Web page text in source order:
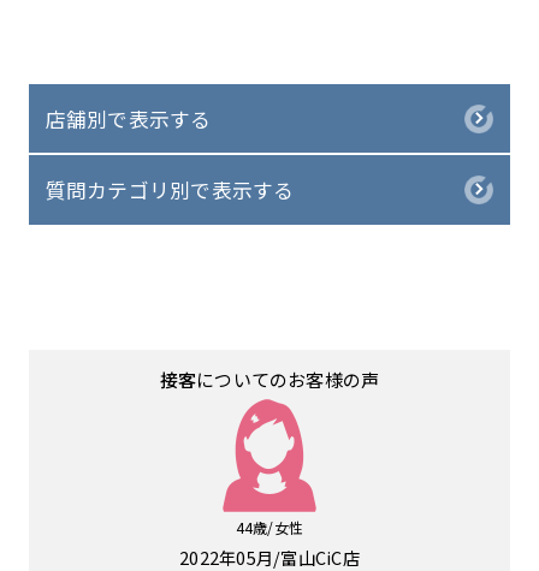
店舗別で表示する
質問カテゴリ別で表示する
接客についてのお客様の声
44歳/女性
2022年05月 富山CiC店